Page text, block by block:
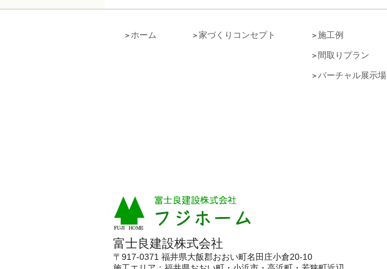
ホーム 家づくりコンセプト 施工例
間取りプラン
バーチャル展示場
富士良建設株式会社
〒917-0371 福井県大飯郡おおい町名田庄小倉20-10